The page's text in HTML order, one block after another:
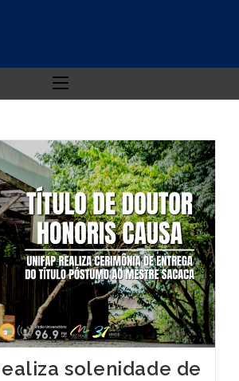
solenidade de